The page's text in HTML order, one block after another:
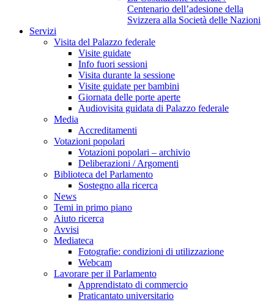
Centenario dell’adesione della
Svizzera alla Società delle Nazioni
Servizi
Visita del Palazzo federale
Visite guidate
Info fuori sessioni
Visita durante la sessione
Visite guidate per bambini
Giornata delle porte aperte
Audiovisita guidata di Palazzo federale
Media
Accreditamenti
Votazioni popolari
Votazioni popolari – archivio
Deliberazioni / Argomenti
Biblioteca del Parlamento
Sostegno alla ricerca
News
Temi in primo piano
Aiuto ricerca
Avvisi
Mediateca
Fotografie: condizioni di utilizzazione
Webcam
Lavorare per il Parlamento
Apprendistato di commercio
Praticantato universitario